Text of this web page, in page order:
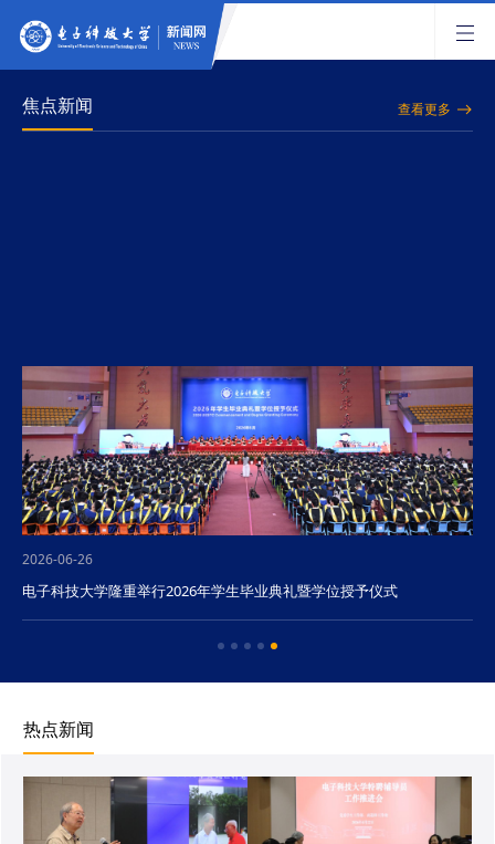
焦点新闻 查看更多
2026-06-26
电子科技大学隆重举行2026年学生毕业典礼暨学位授予仪式
热点新闻